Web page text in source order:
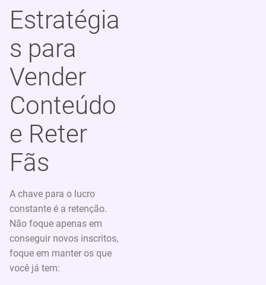
Estratégia
s para
Vender
Conteúdo
e Reter
Fãs
A chave para o lucro
constante é a retenção.
Não foque apenas em
conseguir novos inscritos,
foque em manter os que
você já tem: